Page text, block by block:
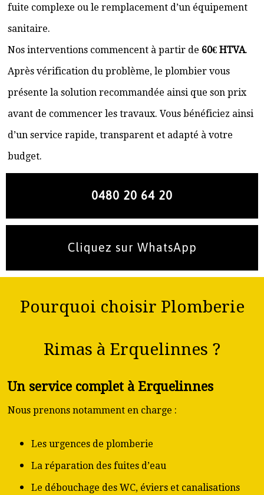
fuite complexe ou le remplacement d’un équipement
sanitaire.
Nos interventions commencent à partir de 60€ HTVA.
Après vérification du problème, le plombier vous
présente la solution recommandée ainsi que son prix
avant de commencer les travaux. Vous bénéficiez ainsi
d’un service rapide, transparent et adapté à votre
budget.
0480 20 64 20
Cliquez sur WhatsApp
Pourquoi choisir Plomberie
Rimas à Erquelinnes ?
Un service complet à Erquelinnes
Nous prenons notamment en charge :
Les urgences de plomberie
La réparation des fuites d’eau
Le débouchage des WC, éviers et canalisations